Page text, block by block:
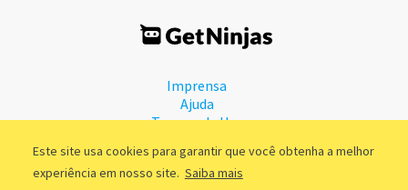
Este site usa cookies para garantir que você obtenha a melhor
experiência em nosso site. Saiba mais
Imprensa
Ajuda
Termos de Uso